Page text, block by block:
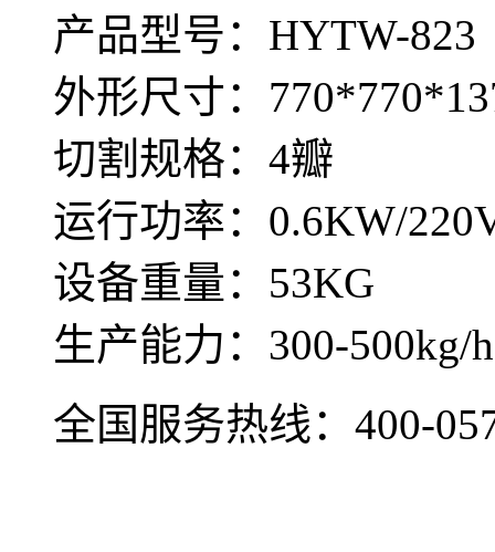
产品型号：HYTW-823
外形尺寸：
切割规格：4瓣
运行功率：0.6KW/
设备重量：53KG
生产能力：300-500kg/h
全国服务热线： 400-